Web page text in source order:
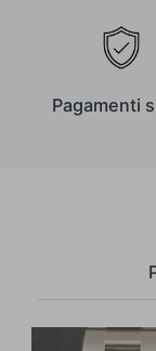
Pagamenti